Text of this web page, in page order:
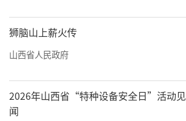
狮脑山上薪火传
山西省人民政府
2026年山西省“特种设备安全日”活动见
闻